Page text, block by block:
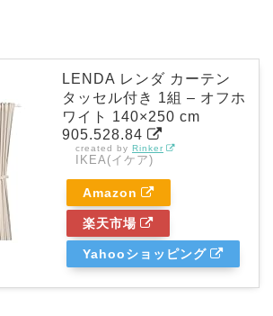
LENDA レンダ カーテン
タッセル付き 1組 – オフホ
ワイト 140×250 cm
905.528.84
created by Rinker
IKEA(イケア)
Amazon
楽天市場
Yahooショッピング